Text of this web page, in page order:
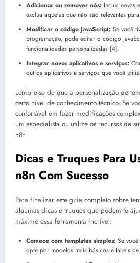
Adicionar ou remover nós: Inclua novas
exclua aquelas que não são relevantes
Modificar o código JavaScript: Se você
programação, pode editar o código
funcionalidades personalizadas [4].
Integrar novos aplicativos e serviços:
outros aplicativos e serviços que você
Lembre-se de que a personalização de
certo nível de conhecimento técnico. Se
confortável em fazer modificações
um especialista ou utilize os recursos de
n8n.
Dicas e Truques Para
n8n Com Sucesso
Para finalizar este guia completo sobre
algumas dicas e truques que podem te
máximo essa ferramenta incrível:
Comece com templates simples: Se
opte por modelos mais básicos e fáceis de